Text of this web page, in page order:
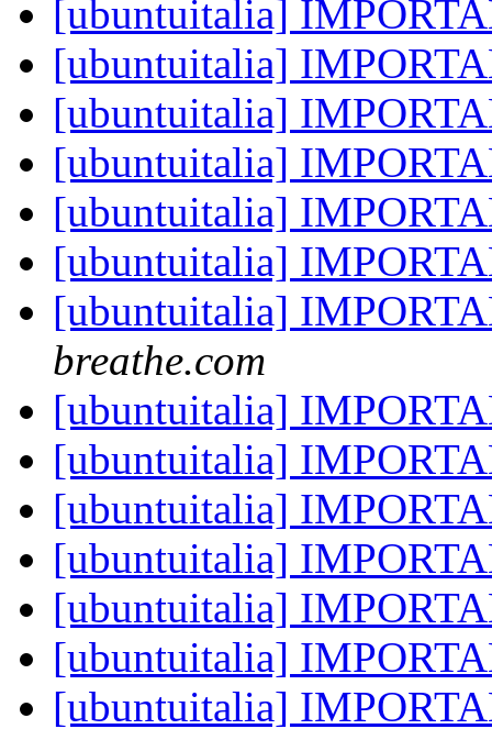
[ubuntuitalia]
[ubuntuitalia]
[ubuntuitalia]
[ubuntuitalia]
[ubuntuitalia]
[ubuntuitalia]
[ubuntuitalia]
breathe.com
[ubuntuitalia]
[ubuntuitalia]
[ubuntuitalia]
[ubuntuitalia]
[ubuntuitalia]
[ubuntuitalia]
[ubuntuitalia]